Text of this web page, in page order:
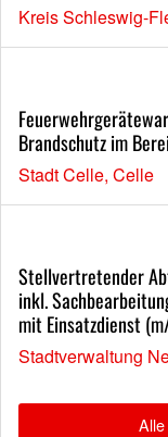
Kreis Schleswig-
Brandschutz im
Stadt Celle, Celle
Stellvertretender
inkl.
mit Einsatzdienst
Stadtverwaltung